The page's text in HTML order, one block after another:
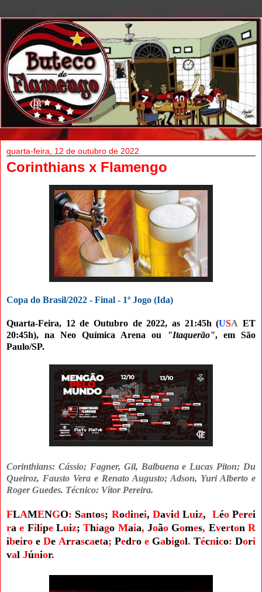
quarta-feira, 12 de outubro de 2022
Corinthians x Flamengo
Copa do Brasil/2022 - Final - 1º Jogo (Ida)
Quarta-Feira, 12 de Outubro de 2022, as 21:45h (USA ET
20:45h), na Neo Química Arena ou "Itaquerão", em São
Paulo/SP.
Corinthians: Cássio; Fagner, Gil, Balbuena e Lucas Piton; Du
Queiroz, Fausto Vera e Renato Augusto; Adson, Yuri Alberto e
Roger Guedes. Técnico: Vítor Pereira.
FLAMENGO: Santos; Rodinei, DavidLuiz, LéoPerei
rae FilipeLuiz;Thiago Maia,João Gomes, EvertonR
ibeiro e De Arrascaeta; Pedro e Gabigol. Técnico: Dori
val Júnior.